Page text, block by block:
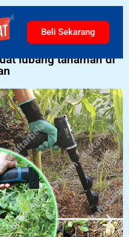
Beli Sekarang
lubang tanaman di